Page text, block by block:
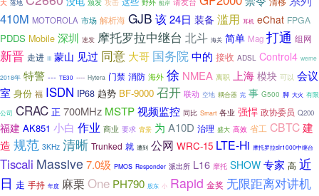
落地 船岸
410M MOTOROLA 市场 解析海 GJB 该24日 装备 滥用 耳机 eChat FPGA
PDDS Mobile 深圳 速发 摩托罗拉中继台 北斗 海关 简单 Mag 打通 组网
新晋 走进 III 蒙山 见过 同意 大哥 国务院中的 接收 ADSL Control4 weme
2018年 特警 --- TE30 ---- Hytera 门禁 消防 海外 徐 NMEA 离职 上海 模块 可以 会议
室 身份 福 ISDN IP68 趋势 BF-9000 召开 联动 空地 耦合器 完 事 G500 脚 大火 有限
公司 CRAC 正 700MHz MSTP视频监控 同比 Smart 各业 强悍 政协委员 Q200
福建 AK851 小白 作业 商业 要求 背景 为 A10D 治理 盛大 高效 省工 CBTC建
造 规范 3KHz 清晰 Trunked 就 遭到 公网 WRC-15 LTE-Hi 摩托罗拉slr1000中继台
Tiscali Massive 7.0级 PMOS Responder 派出所 L16 摩托 SHOW 专家 高 近
日 走 手持 年度 麻栗 One PH790 股东 小 Rapid 金奖 无限距离对讲机